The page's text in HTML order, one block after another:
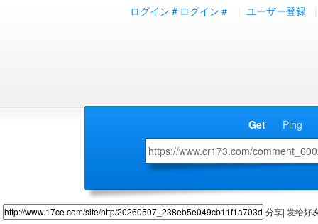
ログイン＃ログイン＃ ユーザー登録
Get Ping
分享| 发给好